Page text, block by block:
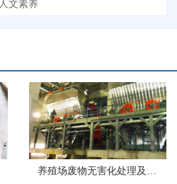
人文素养
养殖场废物无害化处理及资源化利...